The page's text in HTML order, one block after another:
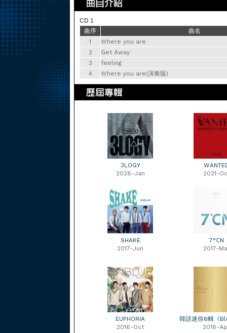
CD 1
曲序
曲名
1
Where you are
2
Get Away
3
feeling
4
Where you are(演奏版)
3LOGY
2026-Jan
2021-
SHAKE
2017-Jun
7°CN
2017-
EUPHORIA
2016-Oct
韓語迷你6輯《
2016-